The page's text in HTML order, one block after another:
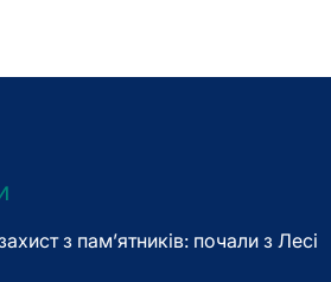
з пам’ятників: почали з Лесі